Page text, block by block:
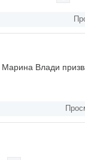
Влади